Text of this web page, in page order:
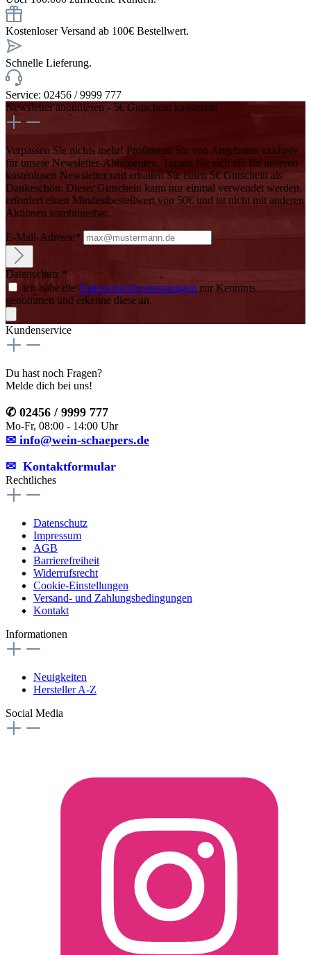
Kostenloser Versand ab 100€ Bestellwert.
Schnelle Lieferung.
Service: 02456 / 9999 777
Newsletter abonnieren - 5€ Gutschein kassieren!
Verpassen Sie nichts mehr! Profitieren Sie von Angeboten exklusiv
für unsere Newsletter-Abonnenten. Tragen Sie sich ein für unseren
kostenlosen Newsletter und erhalten Sie einen 5€ Gutschein als
Dankeschön. Dieser Gutschein kann nur einmal verwendet werden,
erfordert einen Mindestbestellwert von 50€ und ist nicht mit anderen
Aktionen kombinierbar.
E-Mail-Adresse*
Datenschutz *
Ich habe die Datenschutzbestimmungen zur Kenntnis
genommen und erkenne diese an.
Kundenservice
Du hast noch Fragen?
Melde dich bei uns!
✆ 02456 / 9999 777
Mo-Fr, 08:00 - 14:00 Uhr
✉ info@wein-schaepers.de
✉︎ Kontaktformular
Rechtliches
Datenschutz
Impressum
AGB
Barrierefreiheit
Widerrufsrecht
Cookie-Einstellungen
Versand- und Zahlungsbedingungen
Kontakt
Informationen
Neuigkeiten
Hersteller A-Z
Social Media